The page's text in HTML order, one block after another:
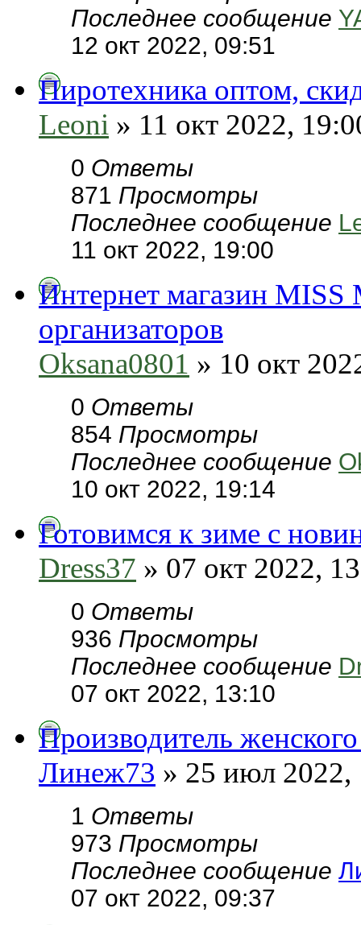
Последнее сообщение
12 окт 2022, 09:51
Пиротехника оптом,
Leoni » 11 окт 2022,
0 Ответы
871 Просмотры
Последнее сообщение
11 окт 2022, 19:00
Интернет магазин MISS
организаторов
Oksana0801 » 10 окт
0 Ответы
854 Просмотры
Последнее сообщение
10 окт 2022, 19:14
Готовимся к зиме с
Dress37 » 07 окт 2022,
0 Ответы
936 Просмотры
Последнее сообщение
07 окт 2022, 13:10
Производитель
Линеж73 » 25 июл 2022,
1 Ответы
973 Просмотры
Последнее сообщение
07 окт 2022, 09:37